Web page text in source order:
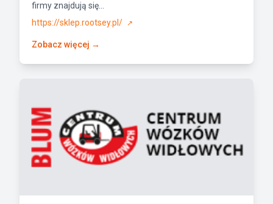
firmy znajdują się...
https://sklep.rootsey.pl/
↗
Zobacz więcej →